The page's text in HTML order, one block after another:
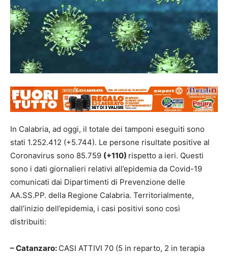
In Calabria, ad oggi, il totale dei tamponi eseguiti sono
stati 1.252.412 (+5.744). Le persone risultate positive al
Coronavirus sono 85.759 (+110) rispetto a ieri. Questi
sono i dati giornalieri relativi all’epidemia da Covid-19
comunicati dai Dipartimenti di Prevenzione delle
AA.SS.PP. della Regione Calabria. Territorialmente,
dall’inizio dell’epidemia, i casi positivi sono così
distribuiti:
– Catanzaro: CASI ATTIVI 70 (5 in reparto, 2 in terapia